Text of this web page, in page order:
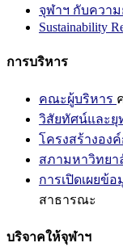
จุฬาฯ กับควา
Sustainability
การบริหาร
คณะผู้บริหาร
วิสัยทัศน์และยุ
โครงสร้างอง
สภามหาวิทยา
การเปิดเผยข้
สาธารณะ
บริจาคให้จุฬาฯ